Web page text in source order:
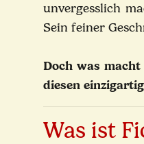
unvergesslich
Sein feiner
Doch was
diesen
Was ist